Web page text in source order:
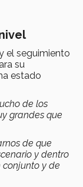
el seguimiento
su
estado
de los
grandes que
de que
y dentro
conjunto y de